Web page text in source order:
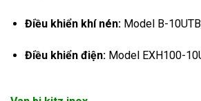
Điều khiển khí nén:Model B-
Điều khiển điện:Model EXH100-